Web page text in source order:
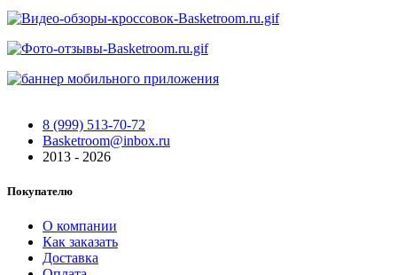
8 (999) 513-70-72
Basketroom@inbox.ru
2013 - 2026
Покупателю
О компании
Как заказать
Доставка